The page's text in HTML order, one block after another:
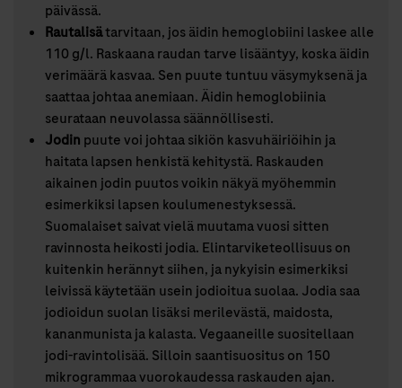
päivässä.
Rautalisätarvitaan, jos äidin hemoglobiini laskee alle
110 g/l. Raskaana raudan tarve lisääntyy, koska äidin
verimäärä kasvaa. Sen puute tuntuu väsymyksenä ja
saattaa johtaa anemiaan. Äidin hemoglobiinia
seurataan neuvolassa säännöllisesti.
Jodin puute voi johtaa sikiön kasvuhäiriöihin ja
haitata lapsen henkistä kehitystä. Raskauden
aikainen jodin puutos voikin näkyä myöhemmin
esimerkiksi lapsen koulumenestyksessä.
Suomalaiset saivat vielä muutama vuosi sitten
ravinnosta heikosti jodia. Elintarviketeollisuus on
kuitenkin herännyt siihen, ja nykyisin esimerkiksi
leivissä käytetään usein jodioitua suolaa. Jodia saa
jodioidun suolan lisäksi merilevästä, maidosta,
kananmunista ja kalasta. Vegaaneille suositellaan
jodi-ravintolisää. Silloin saantisuositus on 150
mikrogrammaa vuorokaudessa raskauden ajan.